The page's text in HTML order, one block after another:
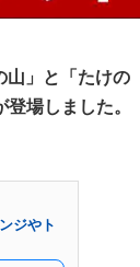
山」と「たけの
場しました。
ジやト